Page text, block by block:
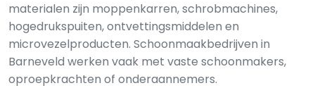
materialen zijn moppenkarren, schrobmachines,
hogedrukspuiten, ontvettingsmiddelen en
microvezelproducten. Schoonmaakbedrijven in
Barneveld werken vaak met vaste schoonmakers,
oproepkrachten of onderaannemers.